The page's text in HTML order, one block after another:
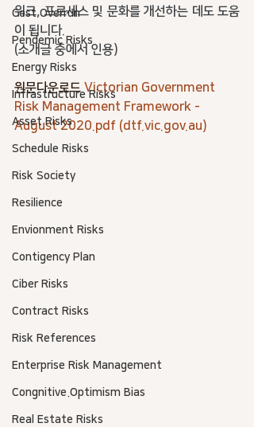
Cost Overrun
Pendemic Risks
Energy Risks
Infrastructure Risks
Asset Risks
Schedule Risks
Risk Society
Resilience
Envionment Risks
Contigency Plan
Ciber Risks
Contract Risks
Risk References
Enterprise Risk Management
Congnitive.Optimism Bias
Real Estate Risks
워크, 프로세스 및 문화를 개선하는 데도 도움
이 됩니다.
(소개글 중에서 인용)
원문다운로드 Victorian Government
Risk Management Framework -
August 2020.pdf (dtf.vic.gov.au)